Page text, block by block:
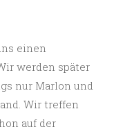
einen
werden später
nur Marlon und
Wir treffen
auf der